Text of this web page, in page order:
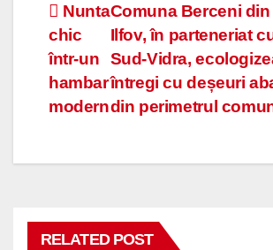
Navigare
în
articole
Comuna Berceni din
Ilfov, în parteneriat
Sud-Vidra,
întregi cu deșeuri
din perimetrul
Nunta
chic
într-un
hambar
modern
RELATED POST